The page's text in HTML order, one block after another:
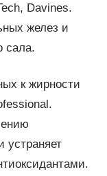
Davines.
желез и
сала.
к жирности
устраняет